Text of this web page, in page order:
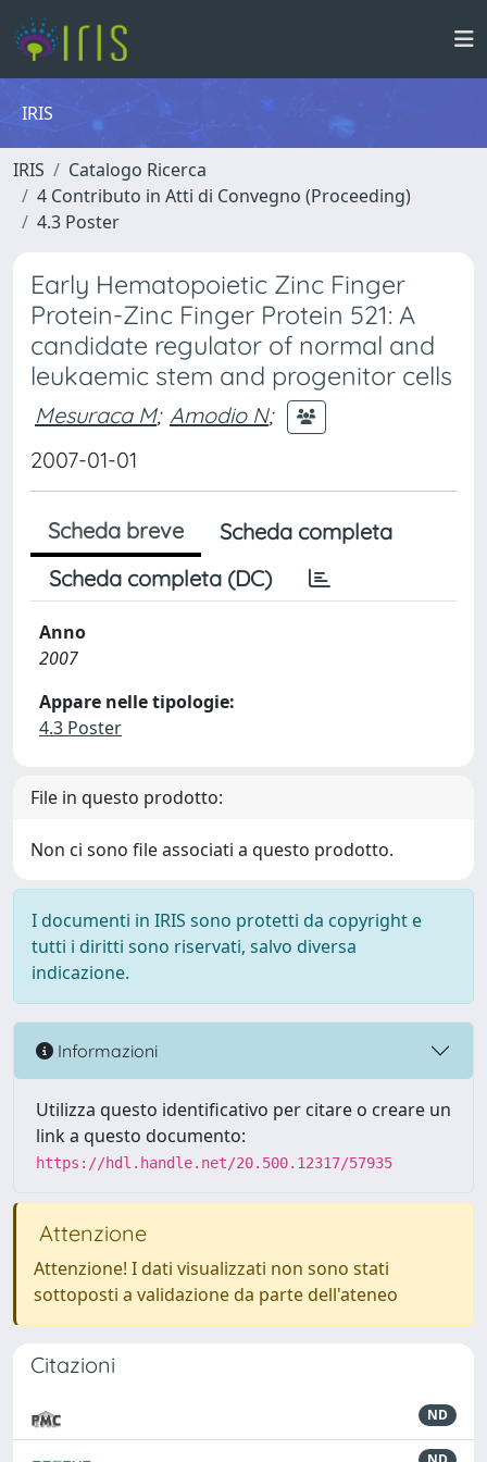
IRIS
IRIS
Catalogo Ricerca
4 Contributo in Atti di Convegno (Proceeding)
4.3 Poster
Early Hematopoietic Zinc Finger
Protein-Zinc Finger Protein 521: A
candidate regulator of normal and
leukaemic stem and progenitor cells
Mesuraca M; Amodio N;
2007-01-01
Scheda breve
Scheda completa
Scheda completa (DC)
Anno
2007
Appare nelle tipologie:
4.3 Poster
File in questo prodotto:
Non ci sono file associati a questo prodotto.
I documenti in IRIS sono protetti da copyright e
tutti i diritti sono riservati, salvo diversa
indicazione.
Informazioni
Utilizza questo identificativo per citare o creare un
link a questo documento:
https://hdl.handle.net/20.500.12317/57935
Attenzione
Attenzione! I dati visualizzati non sono stati
sottoposti a validazione da parte dell'ateneo
Citazioni
ND